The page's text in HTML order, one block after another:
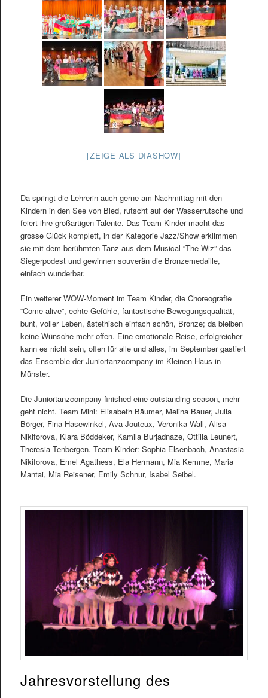
[ZEIGE ALS DIASHOW]
Da springt die Lehrerin auch gerne am Nachmittag mit den
Kindern in den See von Bled, rutscht auf der Wasserrutsche und
feiert ihre großartigen Talente. Das Team Kinder macht das
grosse Glück komplett, in der Kategorie Jazz/Show erklimmen
sie mit dem berühmten Tanz aus dem Musical “The Wiz” das
Siegerpodest und gewinnen souverän die Bronzemedaille,
einfach wunderbar.
Ein weiterer WOW-Moment im Team Kinder, die Choreografie
“Come alive”, echte Gefühle, fantastische Bewegungsqualität,
bunt, voller Leben, ästethisch einfach schön, Bronze; da bleiben
keine Wünsche mehr offen. Eine emotionale Reise, erfolgreicher
kann es nicht sein, offen für alle und alles, im September gastiert
das Ensemble der Juniortanzcompany im Kleinen Haus in
Münster.
Die Juniortanzcompany finished eine outstanding season, mehr
geht nicht. Team Mini: Elisabeth Bäumer, Melina Bauer, Julia
Börger, Fina Hasewinkel, Ava Jouteux, Veronika Wall, Alisa
Nikiforova, Klara Böddeker, Kamila Burjadnaze, Ottilia Leunert,
Theresia Tenbergen. Team Kinder: Sophia Elsenbach, Anastasia
Nikiforova, Emel Agathess, Ela Hermann, Mia Kemme, Maria
Mantai, Mia Reisener, Emily Schnur, Isabel Seibel.
Jahresvorstellung des